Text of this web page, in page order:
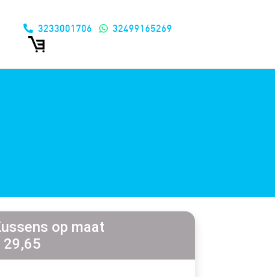
3233001706 32499165269
op maat
29,65